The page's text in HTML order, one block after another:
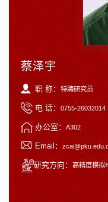
蔡泽宇
职 称： 特聘研究员
电 话： 0755-26032014
办公室： A302
Email：
研究方向： 高精度模拟电路芯